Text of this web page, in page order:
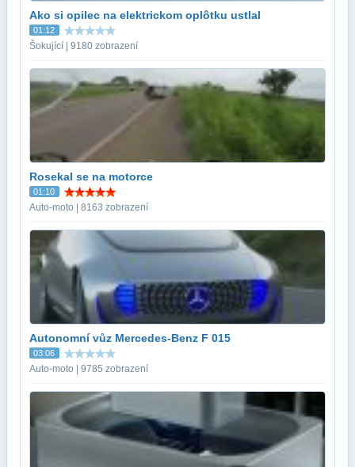
Ako si opilec na elektrickom oplôtku ustlal
01:12
Šokující | 9180 zobrazení
Rosekal se na motorce
01:10
Auto-moto | 8163 zobrazení
Autonomní vůz Mercedes-Benz F 015
03:06
Auto-moto | 9785 zobrazení